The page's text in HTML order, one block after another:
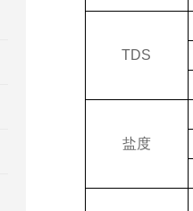
TDS
盐度